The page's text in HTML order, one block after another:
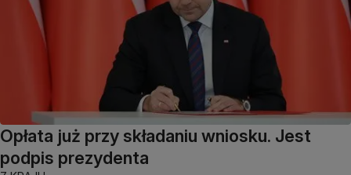
Opłata już przy składaniu wniosku. Jest
podpis prezydenta